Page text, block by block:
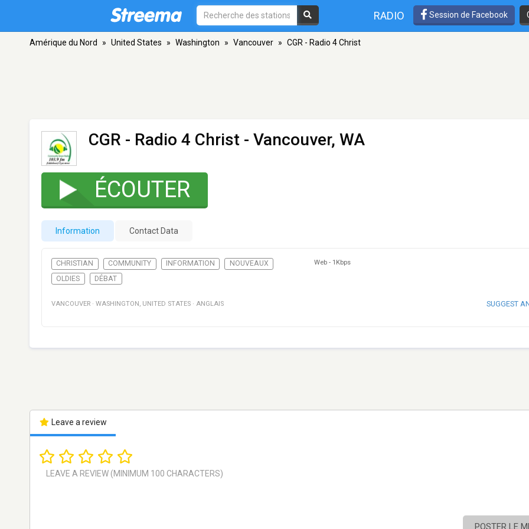
RADIO Session de Facebook
Amérique du Nord » United States » Washington » Vancouver » CGR - Radio 4 Christ
CGR - Radio 4 Christ - Vancouver, WA
ÉCOUTER
Information Contact Data
CHRISTIAN COMMUNITY INFORMATION
NOUVEAUX
OLDIES
DÉBAT
Web - 1Kbps
VANCOUVER · WASHINGTON , UNITED STATES · ANGLAIS SUGGEST
Leave a review
POSTER LE